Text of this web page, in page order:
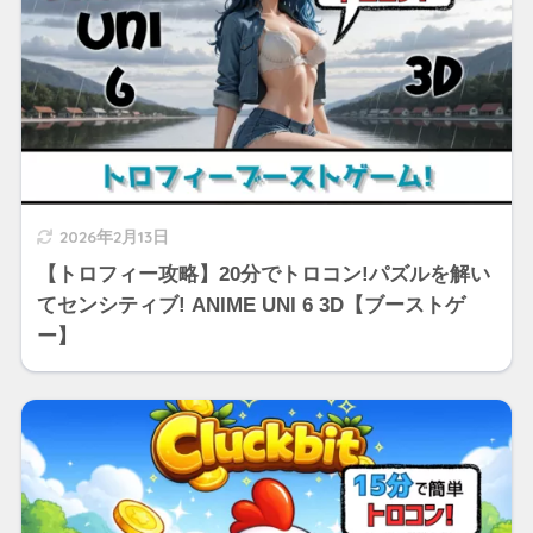
2026年2月13日
【トロフィー攻略】20分でトロコン!パズルを解い
てセンシティブ! ANIME UNI 6 3D【ブーストゲ
ー】